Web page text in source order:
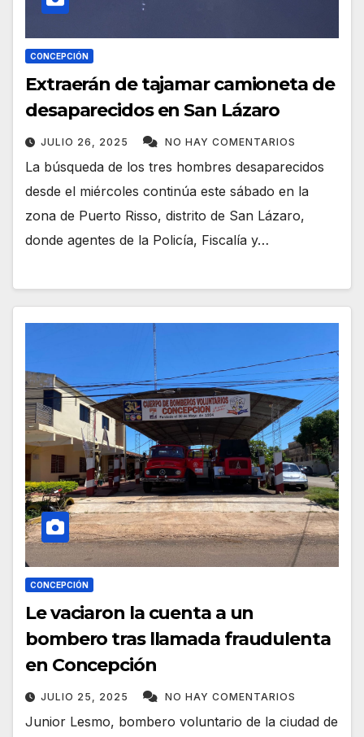
CONCEPCIÓN
Extraerán de tajamar camioneta de
desaparecidos en San Lázaro
JULIO 26, 2025 NO HAY COMENTARIOS
La búsqueda de los tres hombres desaparecidos
desde el miércoles continúa este sábado en la
zona de Puerto Risso, distrito de San Lázaro,
donde agentes de la Policía, Fiscalía y…
CONCEPCIÓN
Le vaciaron la cuenta a un
bombero tras llamada fraudulenta
en Concepción
JULIO 25, 2025 NO HAY COMENTARIOS
Junior Lesmo, bombero voluntario de la ciudad de